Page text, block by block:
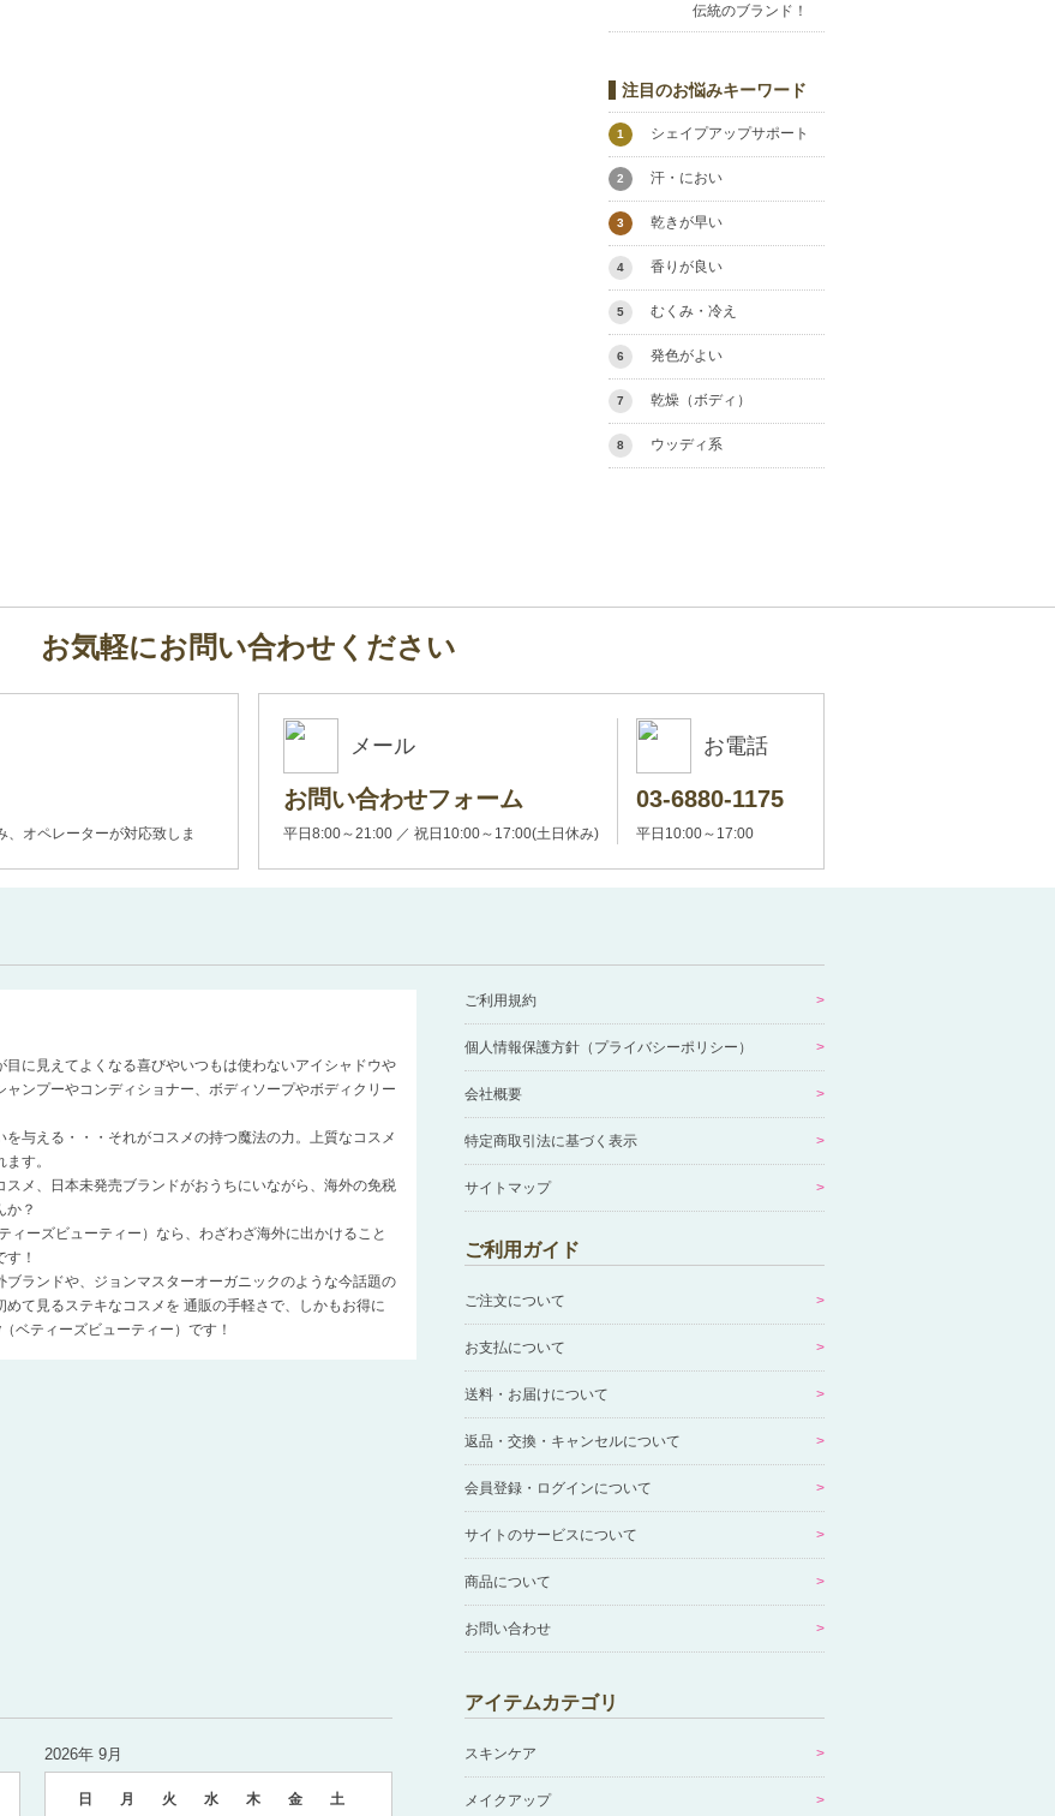
伝統のブランド！
注目のお悩みキーワード
1 シェイプアップサポート
2 汗・におい
3 乾きが早い
4 香りが良い
5 むくみ・冷え
6 発色がよい
7 乾燥（ボディ）
8 ウッディ系
お気軽にお問い合わせください
オペレーターが対応致しま
メール
お問い合わせフォーム
平日8:00～21:00 ／ 祝日10:00～17:00(土日休み)
お電話
03-6880-1175
平日10:00～17:00
に見えてよくなる喜びやいつもは使わないアイシャドウや
ンプーやコンディショナー、ボディソープやボディクリー
与える・・・それがコスメの持つ魔法の力。上質なコスメ
す。
メ、日本未発売ブランドがおうちにいながら、海外の免税
か？
ィーズビューティー）なら、わざわざ海外に出かけること
！
ランドや、ジョンマスターオーガニックのような今話題の
て見るステキなコスメを 通販の手軽さで、しかもお得に
ベティーズビューティー）です！
ご利用規約
個人情報保護方針（プライバシーポリシー）
会社概要
特定商取引法に基づく表示
サイトマップ
ご利用ガイド
ご注文について
お支払について
送料・お届けについて
返品・交換・キャンセルについて
会員登録・ログインについて
サイトのサービスについて
商品について
お問い合わせ
2026年 9月
日 月 火 水 木 金 土
アイテムカテゴリ
スキンケア
メイクアップ